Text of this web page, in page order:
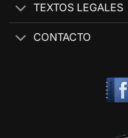
TEXTOS LEGALES
CONTACTO